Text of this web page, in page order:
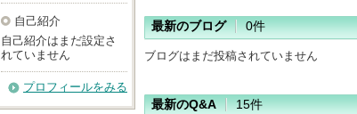
自己紹介
自己紹介はまだ設定さ
れていません
プロフィールをみる
最新のブログ 0件
ブログはまだ投稿されていません
最新のQ&A 15件